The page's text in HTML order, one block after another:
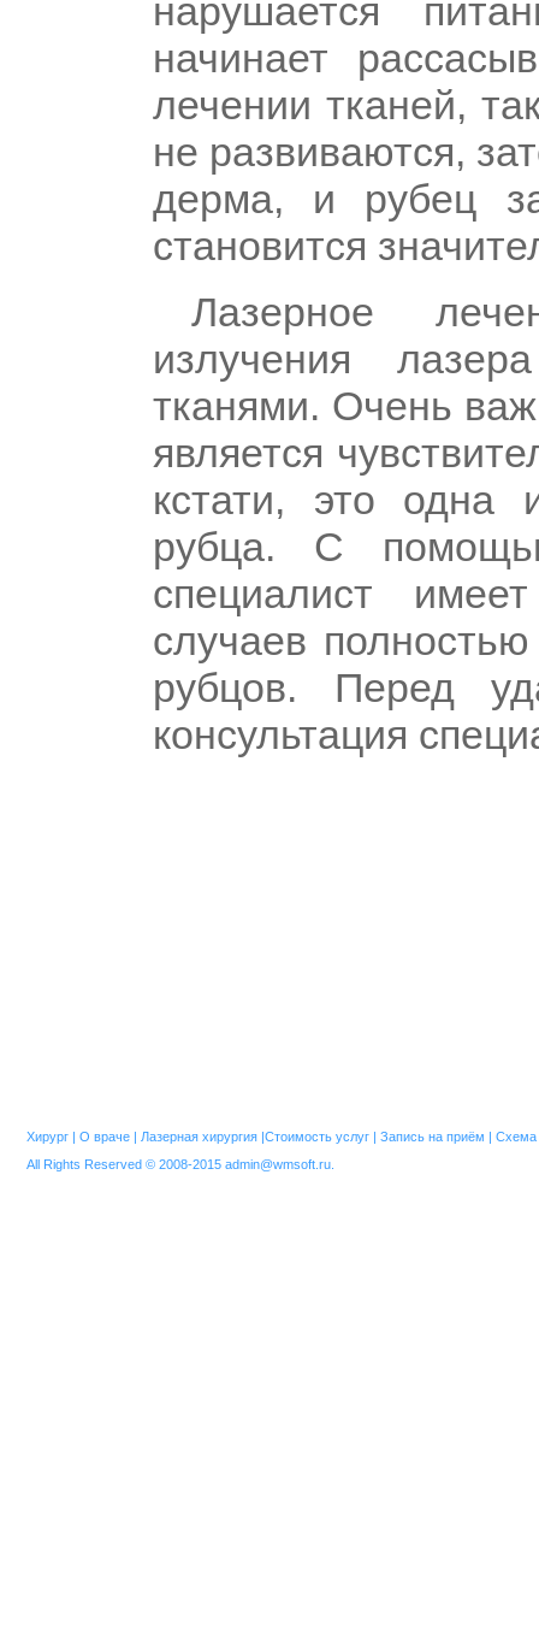
нарушается
начинает
лечении тканей,
не развиваются,
дерма, и рубец
становится
Лазерное
излучения
тканями. Очень
является
кстати, это одна
рубца. С
специалист
случаев
рубцов. Перед
консультация
Хирург | О враче | Лазерная хирургия |Стоимость услуг | Запись на приём | Схема
All Rights Reserved © 2008-2015 admin@wmsoft.ru